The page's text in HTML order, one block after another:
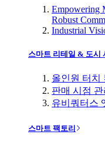
Empowering
Robust
Industrial
스마트 리테일 & 도시
올인원 터치
판매 시점 관
유비쿼터스
스마트 팩토리